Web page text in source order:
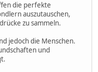
die perfekte
auszutauschen,
zu sammeln.
jedoch die Menschen.
und